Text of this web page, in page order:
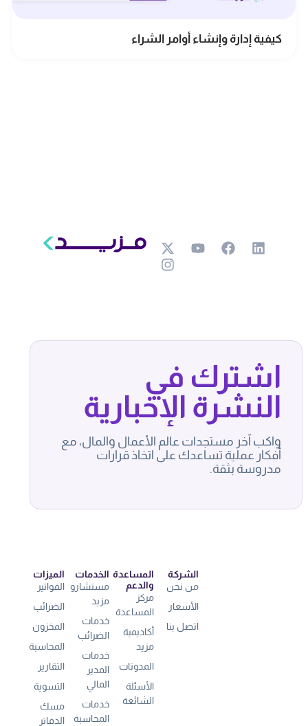
كيفية إدارة وإنشاء أوامر الشراء
اشترك في
النشرة الإخبارية
واكب آخر مستجدات عالم الأعمال والمال، مع
أفكار عملية تساعدك على اتخاذ قرارات
مدروسة بثقة.
الميزات
الفواتير
الضرائب
المخزون
المحاسبة
التقارير
التسوية
مسك
الدفاتر
الخدمات
مستشارو
مزيد
خدمات
الضرائب
خدمات
المدير
المالي
خدمات
المحاسبة
المساعدة
والدعم
مركز
المساعدة
أكاديمية
مزيد
المدونات
الأسئلة
الشائعة
الشركة
من نحن
الأسعار
اتصل بنا